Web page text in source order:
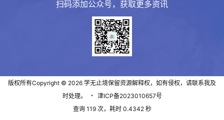
扫码添加公众号，获取更多资讯
版权所有Copyright © 2026 学无止境保留资源解释权，如有侵权，请联系我及
时处理。
・ 津ICP备2023010657号
查询 119 次，耗时 0.4342 秒